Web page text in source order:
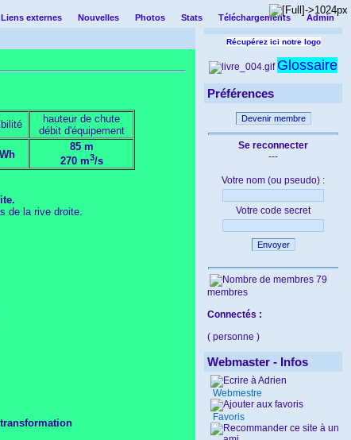
Admin
Liens externes Nouvelles Photos Stats Téléchargements
hauteur de chute
débit d'équipement
85 m
270 m3/s
de la rive droite.
Récupérez ici notre logo
Glossaire
Préférences
Devenir membre
Se reconnecter
---
Votre nom (ou pseudo) :
Votre code secret
Envoyer
79
membres
Connectés :
( personne )
Webmaster - Infos
Webmestre
Favoris